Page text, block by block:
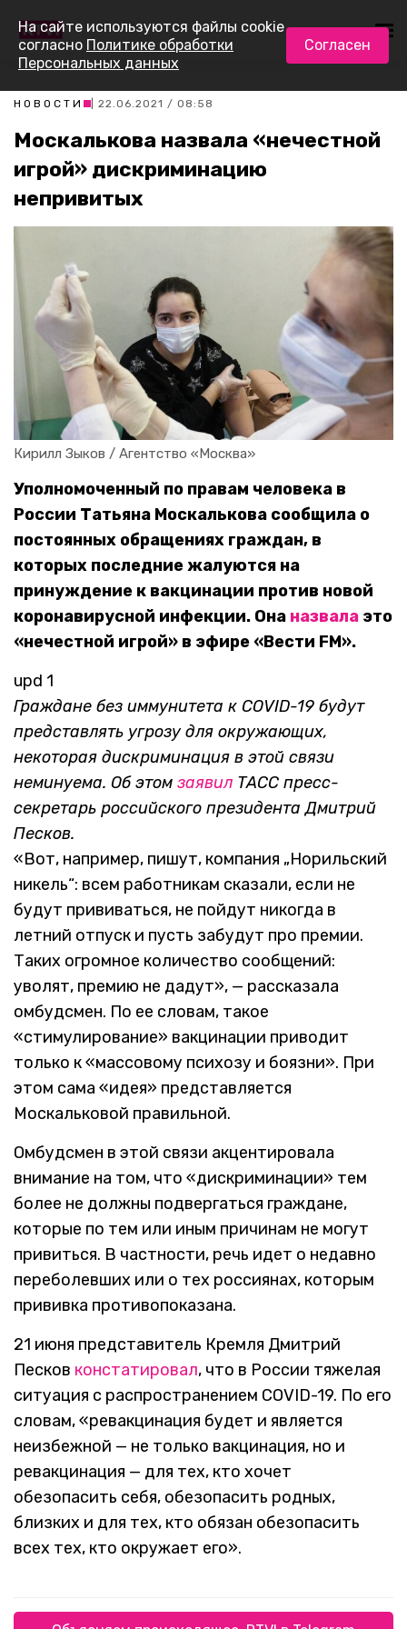
НОВОСТИ | 22.06.2021 / 08:58
Москалькова назвала «нечестной
игрой» дискриминацию
непривитых
Кирилл Зыков / Агентство «Москва»
Уполномоченный по правам человека в
России Татьяна Москалькова сообщила о
постоянных обращениях граждан, в
которых последние жалуются на
принуждение к вакцинации против новой
коронавирусной инфекции. Она назвала это
«нечестной игрой» в эфире «Вести FM».
upd 1
Граждане без иммунитета к COVID-19 будут
представлять угрозу для окружающих,
некоторая дискриминация в этой связи
неминуема. Об этом заявил ТАСС пресс-
секретарь российского президента Дмитрий
Песков.
«Вот, например, пишут, компания „Норильский
никель“: всем работникам сказали, если не
будут прививаться, не пойдут никогда в
летний отпуск и пусть забудут про премии.
Таких огромное количество сообщений:
уволят, премию не дадут», — рассказала
омбудсмен. По ее словам, такое
«стимулирование» вакцинации приводит
только к «массовому психозу и боязни». При
этом сама «идея» представляется
Москальковой правильной.
Омбудсмен в этой связи акцентировала
внимание на том, что «дискриминации» тем
более не должны подвергаться граждане,
которые по тем или иным причинам не могут
привиться. В частности, речь идет о недавно
переболевших или о тех россиянах, которым
прививка противопоказана.
21 июня представитель Кремля Дмитрий
Песков констатировал, что в России тяжелая
ситуация с распространением COVID-19. По его
словам, «ревакцинация будет и является
неизбежной — не только вакцинация, но и
ревакцинация — для тех, кто хочет
обезопасить себя, обезопасить родных,
близких и для тех, кто обязан обезопасить
всех тех, кто окружает его».
На сайте используются файлы cookie
согласно Политике обработки
Персональных данных
Согласен